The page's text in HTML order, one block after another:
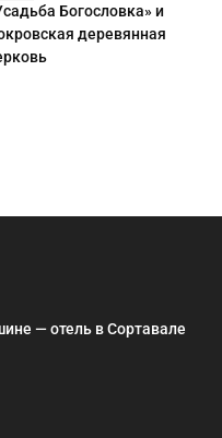
Богословка» и
деревянная
— отель в Сортавале